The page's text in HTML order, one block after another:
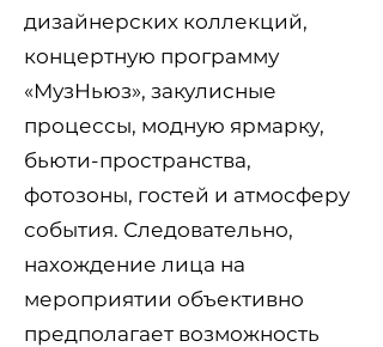
дизайнерских коллекций,
концертную программу
«МузНьюз», закулисные
процессы, модную ярмарку,
бьюти-пространства,
фотозоны, гостей и атмосферу
события. Следовательно,
нахождение лица на
мероприятии объективно
предполагает возможность